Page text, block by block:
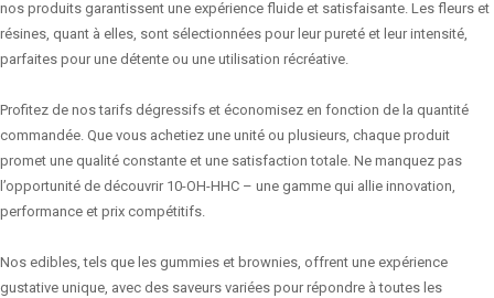
nos produits garantissent une expérience fluide et satisfaisante. Les fleurs et
résines, quant à elles, sont sélectionnées pour leur pureté et leur intensité,
parfaites pour une détente ou une utilisation récréative.
Profitez de nos tarifs dégressifs et économisez en fonction de la quantité
commandée. Que vous achetiez une unité ou plusieurs, chaque produit
promet une qualité constante et une satisfaction totale. Ne manquez pas
l’opportunité de découvrir 10-OH-HHC – une gamme qui allie innovation,
performance et prix compétitifs.
Nos edibles, tels que les gummies et brownies, offrent une expérience
gustative unique, avec des saveurs variées pour répondre à toutes les